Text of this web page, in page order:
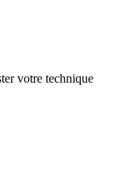
votre technique